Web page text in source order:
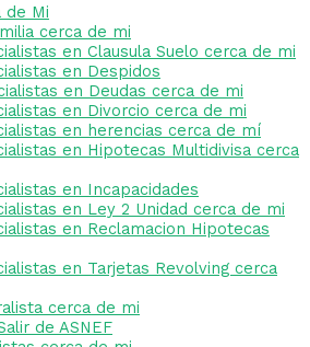
de Mi
cerca de mi
en Clausula Suelo cerca de mi
en Despidos
en Deudas cerca de mi
en Divorcio cerca de mi
en herencias cerca de mí
en Hipotecas Multidivisa cerca
en Incapacidades
en Ley 2 Unidad cerca de mi
en Reclamacion Hipotecas
en Tarjetas Revolving cerca
cerca de mi
de ASNEF